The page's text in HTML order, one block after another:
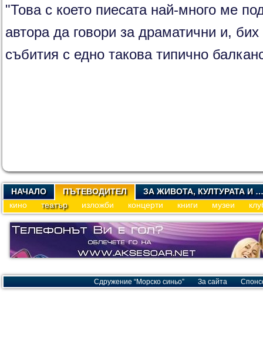
"Това с което пиесата най-много ме
автора да говори за драматични и,
събития с едно такова типично
НАЧАЛО ПЪТЕВОДИТЕЛ
ЗА ЖИВОТА, КУЛТУРАТА И …
кино
театър изложби концерти книги музеи
Сдружение “Морско синьо” За сайта